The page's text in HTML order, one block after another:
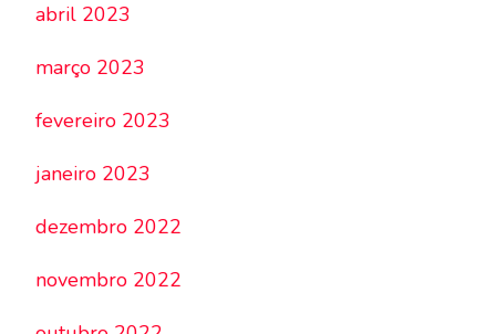
abril 2023
março 2023
fevereiro 2023
janeiro 2023
dezembro 2022
novembro 2022